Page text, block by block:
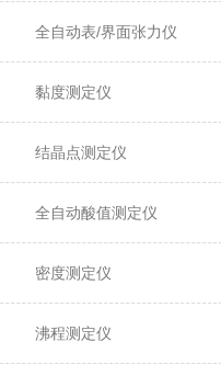
全自动表/界面张力仪
黏度测定仪
结晶点测定仪
全自动酸值测定仪
密度测定仪
沸程测定仪